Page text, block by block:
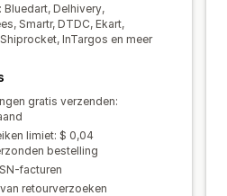
Delhivery,
Smartr, DTDC, Ekart,
InTargos en meer
gratis verzenden:
limiet: $ 0,04
bestelling
facturen
retourverzoeken